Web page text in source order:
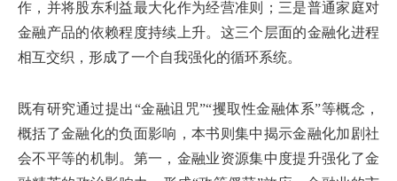
作，并将股东利益最大化作为经营准则；三是普通家庭对
金融产品的依赖程度持续上升。这三个层面的金融化进程
相互交织，形成了一个自我强化的循环系统。
既有研究通过提出“金融诅咒”“攫取性金融体系”等概念，
概括了金融化的负面影响，本书则集中揭示金融化加剧社
会不平等的机制。第一，金融业资源集中度提升强化了金